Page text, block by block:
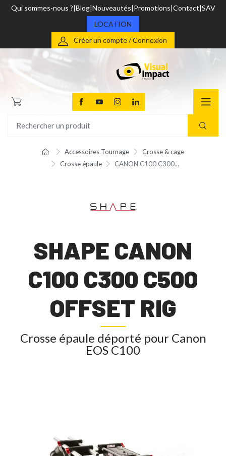
Qui sommes-nous ? Blog Nouveautés Promotions Contact SAV
LOCATION
Créer un compte / Connexion
Accessoires Tournage
Crosse & cage
Crosse épaule
CANON C100 C300...
SHAPE CANON
C100 C300 C500
OFFSET RIG
Crosse épaule déporté pour Canon
EOS C100